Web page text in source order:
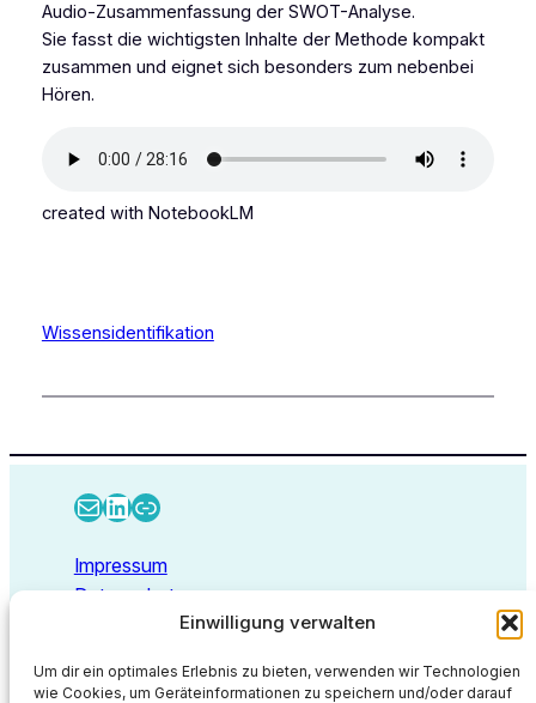
Einwilligung verwalten
Um dir ein optimales Erlebnis zu bieten, verwenden wir Technologien
wie Cookies, um Geräteinformationen zu speichern und/oder darauf
Audio‑Zusammenfassung der SWOT-Analyse.
Sie fasst die wichtigsten Inhalte der Methode kompakt
zusammen und eignet sich besonders zum nebenbei
Hören.
created with NotebookLM
Wissensidentifikation
E-Mail LinkedIn Link
Impressum
Datenschutz